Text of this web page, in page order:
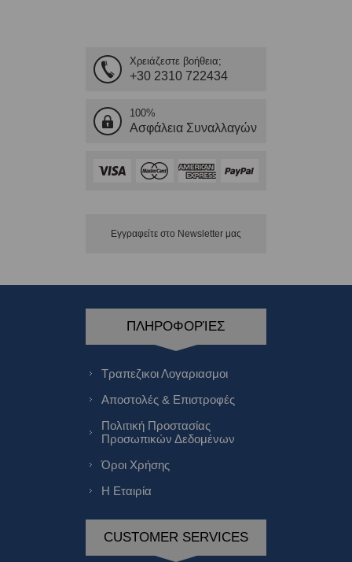
Χρειάζεστε βοήθεια;
+30 2310 722434
100%
Ασφάλεια Συναλλαγών
Εγγραφείτε στο Νewsletter μας
ΠΛΗΡΟΦΟΡΊΕΣ
Τραπεζικοι Λογαριασμοι
Αποστολές & Επιστροφές
Πολιτική Προστασίας
Προσωπικών Δεδομένων
Όροι Χρήσης
Η Εταιρία
CUSTOMER SERVICES